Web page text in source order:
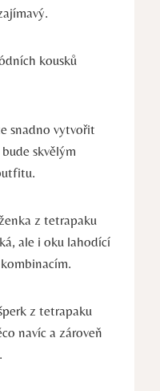
kousků
snadno vytvořit
skvělým
z tetrapaku
ale i oku lahodící
z tetrapaku
navíc a zároveň